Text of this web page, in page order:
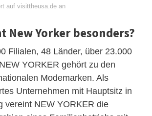
auf visittheusa.de an
New Yorker besonders?
Filialen, 48 Länder, über 23.000
YORKER gehört zu den
Modemarken. Als
Unternehmen mit Hauptsitz in
vereint NEW YORKER die